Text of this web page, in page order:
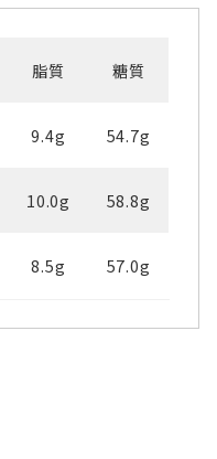
脂質 糖質
9.4g 54.7g
10.0g 58.8g
8.5g 57.0g